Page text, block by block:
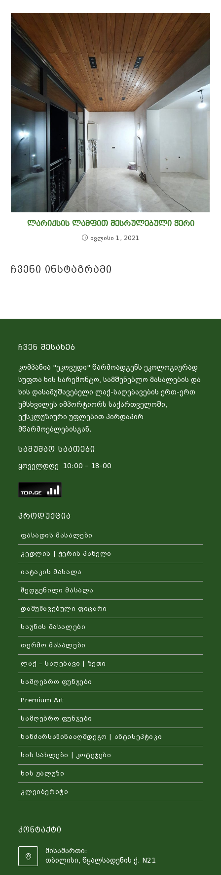
ᲚᲐᲠᲘᲥᲡᲘᲡ ᲚᲐᲛᲤᲘᲗ ᲨᲔᲡᲠᲣᲚᲔᲑᲣᲚᲘ ᲭᲔᲠᲘ
ივლისი 1, 2021
Ჩვენი Ინსტაგრამი
Ჩვენ Შესახებ
კომპანია "ეკოვუდი" წარმოადგენს ეკოლოგიურად
სუფთა ხის სარემონტო, სამშენებლო მასალების და
ხის დასამუშავებელი ლაქ-საღებავების ერთ-ერთ
უმსხვილეს იმპორტიორს საქართველოში,
ექსკლუზიური უფლებით პირდაპირ
მწარმოებლებისგან.
Სამუშაო Საათები
ყოველდღე 10:00 – 18-00
Პროდუქცია
ფასადის მასალები
კედლის | ჭერის პანელი
იატაკის მასალა
შედგენილი მასალა
დამუშავებული ფიცარი
საუნის მასალები
თერმო მასალები
ლაქ – საღებავი | ზეთი
სამღებრო ფუნჯები
Premium Art
სამღებრო ფუნჯები
ხანძარსაწინააღმდეგო | ანტისეპტიკი
ხის სახლები | კოტეჯები
ხის ჟალუზი
კლეიბერიტი
Კონტაქტი
მისამართი:
თბილისი, წყალსადენის ქ. N21